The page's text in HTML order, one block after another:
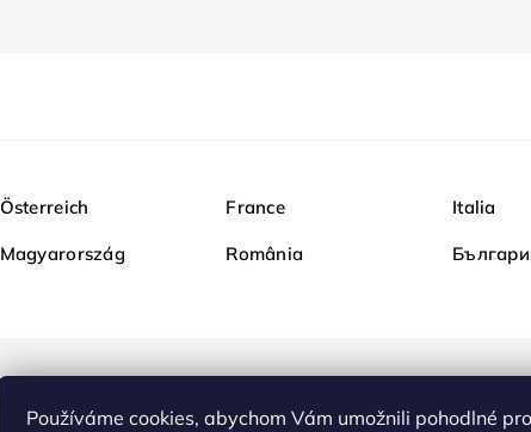
Používáme cookies, abychom Vám umožnili pohodlné
Österreich France Italia
Magyarország România